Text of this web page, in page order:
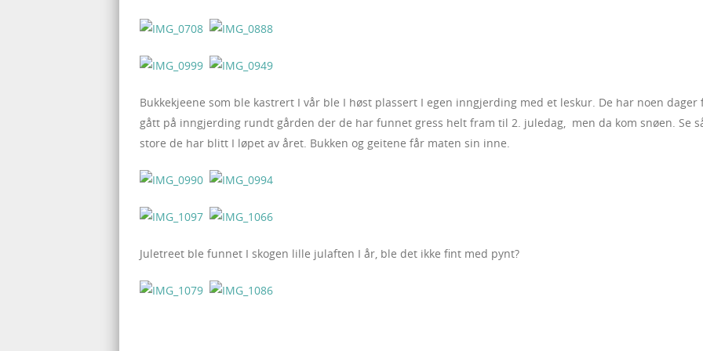
Bukkekjeene som ble kastrert I vår ble I høst plassert I egen inngjerding med et leskur. De har noen dager
gått på inngjerding rundt gården der de har funnet gress helt fram til 2. juledag, men da kom snøen. Se
store de har blitt I løpet av året. Bukken og geitene får maten sin inne.
Juletreet ble funnet I skogen lille julaften I år, ble det ikke fint med pynt?